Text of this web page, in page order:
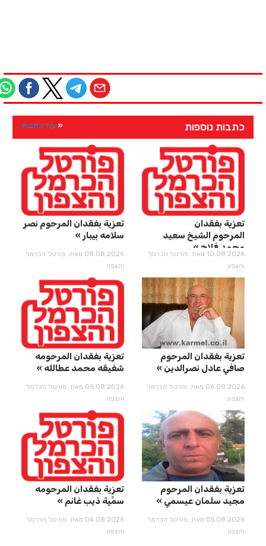
כתבות נוספות עוד כתבות
تعزية بفقدان
المرحوم الشيخ سعيد
محمد فلاح
10.08.2026 מאת: פורטל הכרמל
והצפון
تعزية بفقدان المرحوم نصر
سلامه بيبار
08.08.2026 מאת: פורטל הכרמל
והצפון
تعزية بفقدان المرحوم
صافي عادل نصرالدين
06.08.2026 מאת: פורטל הכרמל
והצפון
تعزية بفقدان المرحومه
شفيقه محمد عطالله
06.08.2026 מאת: פורטל הכרמל
והצפון
تعزية بفقدان المرحوم
مجيد سلمان عيسمي
05.08.2026 מאת: פורטל הכרמל
והצפון
تعزية بفقدان المرحومه
سمِّيِة ذيب غانم
04.08.2026 מאת: פורטל הכרמל
והצפון